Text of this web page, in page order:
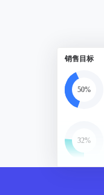
销售目标
50%
32%